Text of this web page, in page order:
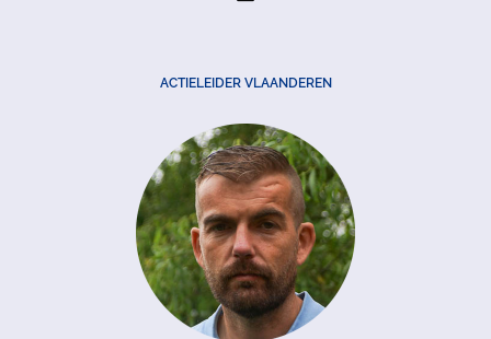
ACTIELEIDER VLAANDEREN